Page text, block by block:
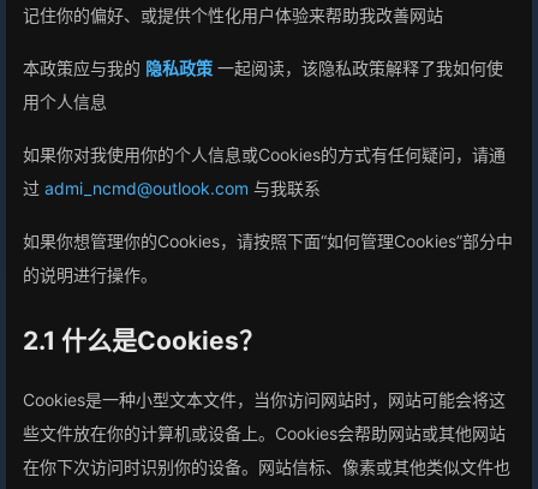
记住你的偏好、或提供个性化用户体验来帮助我改善网站
本政策应与我的 隐私政策 一起阅读，该隐私政策解释了我如何使
用个人信息
如果你对我使用你的个人信息或Cookies的方式有任何疑问，请通
过 admi_ncmd@outlook.com 与我联系
如果你想管理你的Cookies，请按照下面“如何管理Cookies”部分中
的说明进行操作。
2.1 什么是Cookies？
Cookies是一种小型文本文件，当你访问网站时，网站可能会将这
些文件放在你的计算机或设备上。Cookies会帮助网站或其他网站
在你下次访问时识别你的设备。网站信标、像素或其他类似文件也